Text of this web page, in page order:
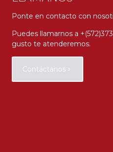
Ponte en contacto con
Puedes llamarnos a
gusto te atenderemos.
Contáctanos